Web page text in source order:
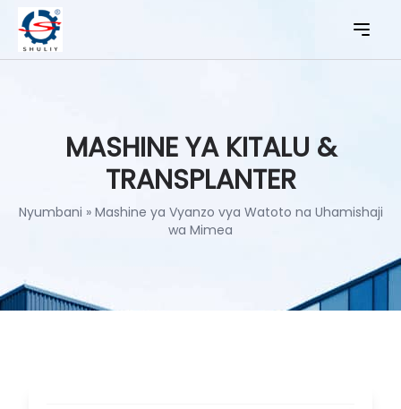
MASHINE YA KITALU &
TRANSPLANTER
Nyumbani » Mashine ya Vyanzo vya Watoto na Uhamishaji
wa Mimea